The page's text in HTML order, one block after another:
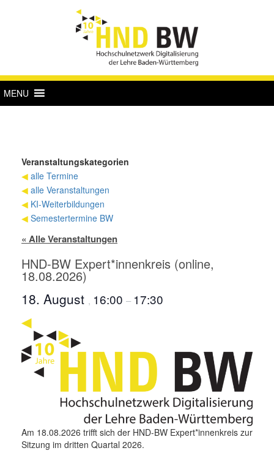
MENU
Veranstaltungskategorien
◀ alle Termine
◀ alle Veranstaltungen
◀ KI-Weiterbildungen
◀ Semestertermine BW
« Alle Veranstaltungen
HND-BW Expert*innenkreis (online,
18.08.2026)
18. August , 16:00 – 17:30
Am 18.08.2026 trifft sich der HND-BW Expert*innenkreis zur
Sitzung im dritten Quartal 2026.